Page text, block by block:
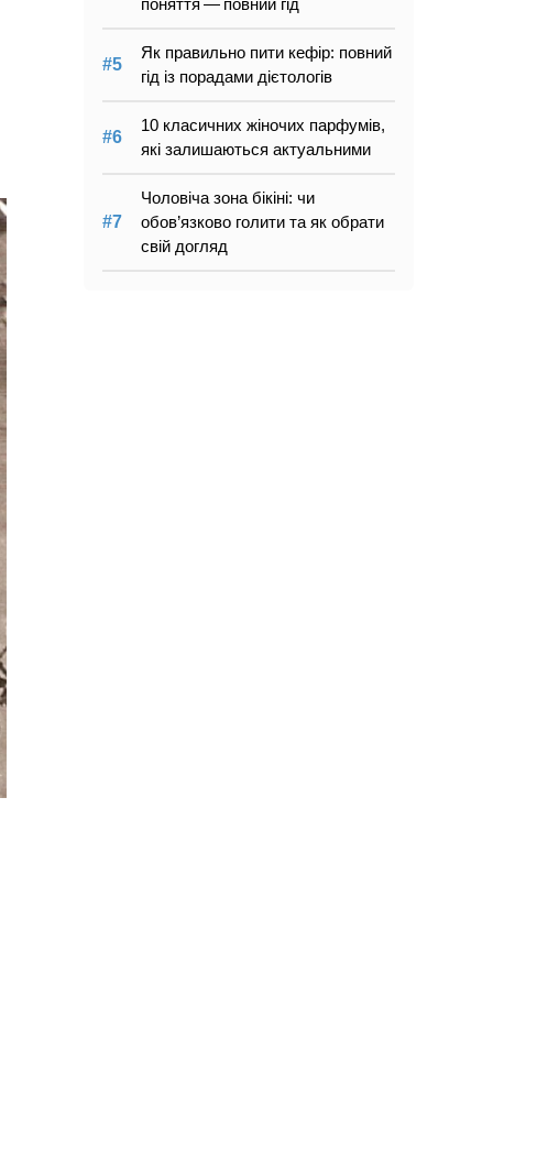
поняття — повний гід
Як правильно пити кефір: повний
гід із порадами дієтологів
10 класичних жіночих парфумів,
які залишаються актуальними
Чоловіча зона бікіні: чи
обов’язково голити та як обрати
свій догляд